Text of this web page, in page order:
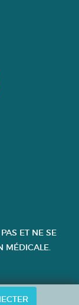
ET NE SE
MÉDICALE.